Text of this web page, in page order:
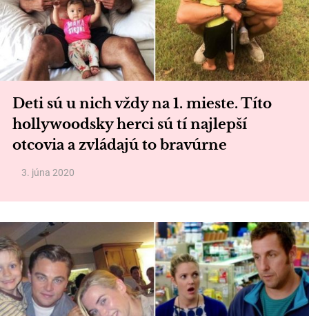
Deti sú u nich vždy na 1. mieste. Títo
hollywoodsky herci sú tí najlepší
otcovia a zvládajú to bravúrne
3. júna 2020